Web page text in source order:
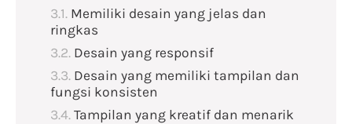
Memiliki desain yang jelas dan
ringkas
Desain yang responsif
Desain yang memiliki tampilan dan
fungsi konsisten
Tampilan yang kreatif dan menarik